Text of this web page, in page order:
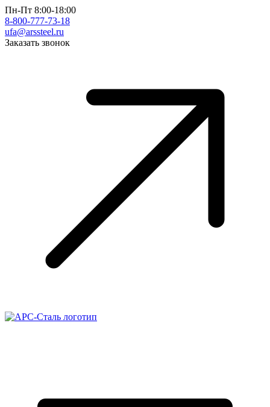
Пн-Пт 8:00-18:00
8-800-777-73-18
ufa@arssteel.ru
Заказать звонок